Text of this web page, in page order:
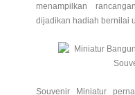
menampilkan
dijadikan hadiah bernilai
Souvenir Miniatur